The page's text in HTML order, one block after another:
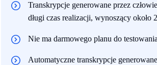
Transkrypcje generowane przez
długi czas realizacji, wynoszący około
Nie ma darmowego planu do
Automatyczne transkrypcje